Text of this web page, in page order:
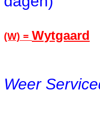
(W) = Wytgaard
Weer